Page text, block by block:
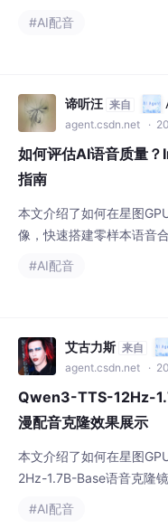
可通过API集成，实现从
#AI配音
谛听汪 来自
agent.csdn.net ·
如何评估AI语音质量
指南
本文介绍了如何在星图
像，快速搭建零样本语音
本，一键生成匹配音色的
#AI配音
艾古力斯 来自
agent.csdn.net ·
Qwen3-TTS-12Hz-
漫配音克隆效果展示
本文介绍了如何在星图
2Hz-1.7B-Base语音克隆
镜像支持仅需3秒参考音
#AI配音